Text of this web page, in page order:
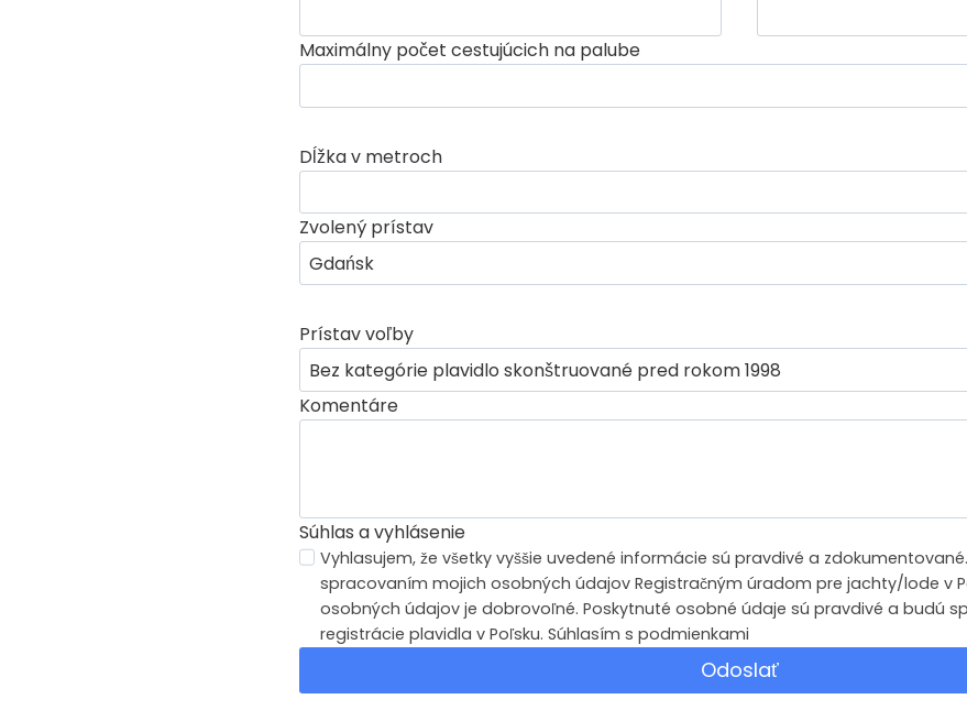
Maximálny počet cestujúcich na palube
Dĺžka v metroch
Zvolený prístav
Prístav voľby
Komentáre
Súhlas a vyhlásenie
Vyhlasujem, že všetky vyššie uvedené informácie sú pravdivé a
spracovaním mojich osobných údajov Registračným úradom pre jachty/lode v
osobných údajov je dobrovoľné. Poskytnuté osobné údaje sú pravdivé a budú
registrácie plavidla v Poľsku. Súhlasím s podmienkami
Odoslať